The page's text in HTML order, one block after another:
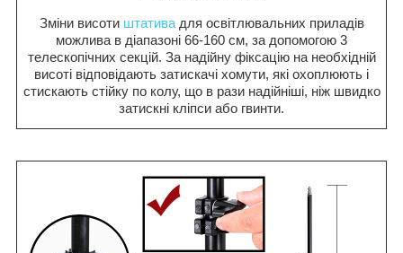
Зміни висоти штативадля освітлювальних приладів
можлива в діапазоні 66-160 см, за допомогою 3
телескопічних секцій. За надійну фіксацію на необхідній
висоті відповідають затискачі хомути, які охоплюють і
стискають стійку по колу, що в рази надійніші, ніж швидко
затискні кліпси або гвинти.